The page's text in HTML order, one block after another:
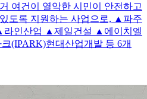
여건이 열악한 시민이 안전하고
도록 지원하는 사업으로, ▲파주
인산업 ▲제일건설 ▲에이치엘
(IPARK)현대산업개발 등 6개